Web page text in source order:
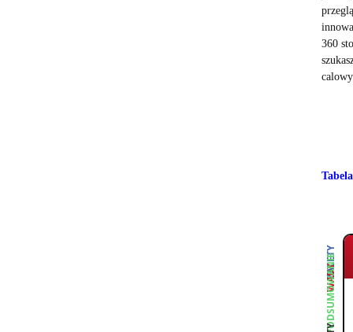
360
ZALETY
WADY
PODSUMOWANIE